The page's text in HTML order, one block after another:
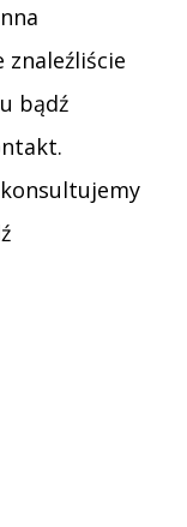
znaleźliście
bądź